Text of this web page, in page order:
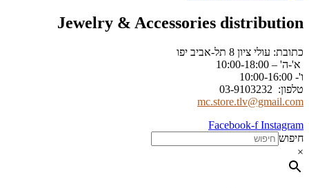
Jewelry & Accessories distribution
כתובת: עולי ציון 8 תל-אביב יפו
א'-ה' – 10:00-18:00
ו'- 10:00-16:00
טלפון: 03-9103232
mc.store.tlv@gmail.com
Facebook-f Instagram
חיפוש
×